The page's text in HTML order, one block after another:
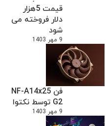
قیمت 5هزار
دلار فروخته می
شود
9 مهر 1403
فن NF-A14x25
G2 توسط نکتوا
9 مهر 1403